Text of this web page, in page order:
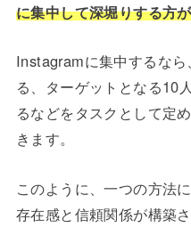
に集中して深堀りする方
Instagramに集中するな
る、ターゲットとなる10
るなどをタスクとして定
きます。
このように、一つの方法
存在感と信頼関係が構築さ